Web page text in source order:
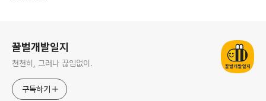
꿀벌개발일지
천천히, 그러나 끊임없이.
구독하기